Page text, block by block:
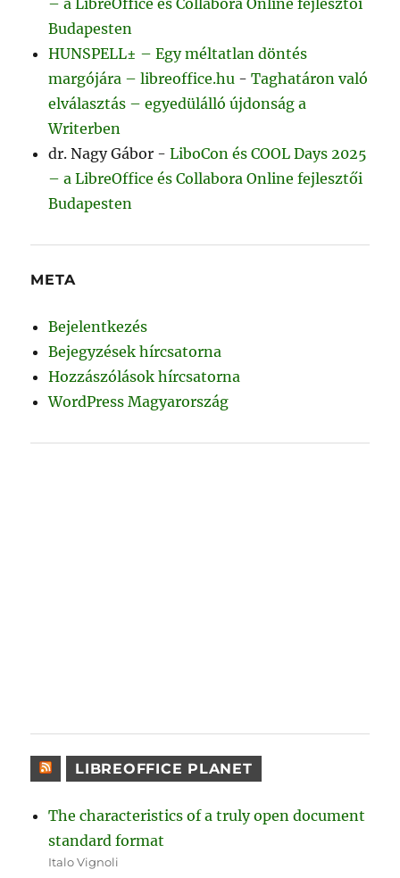
Budapesten
HUNSPELL± – Egy méltatlan döntés
margójára – libreoffice.hu -Taghatáron való
elválasztás – egyedülálló újdonság a
Writerben
dr. Nagy Gábor -LiboCon és COOL Days 2025
– a LibreOffice és Collabora Online fejlesztői
Budapesten
META
Bejelentkezés
Bejegyzések hírcsatorna
Hozzászólások hírcsatorna
WordPress Magyarország
LIBREOFFICE PLANET
The characteristics of a truly open document
standard format
Italo Vignoli